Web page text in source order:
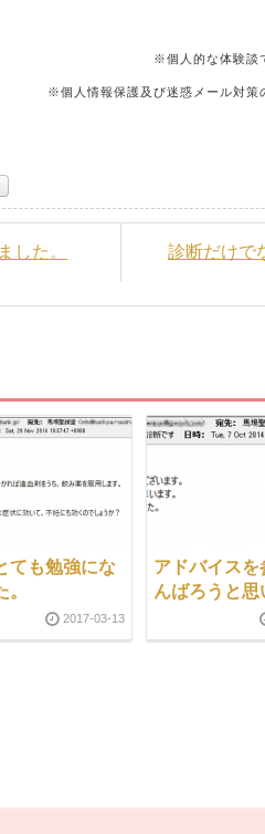
※個人的な体験談
※個人情報保護及び迷惑メール対策
した。
診断だけで
ても勉強にな
。
2017-03-13
アドバイスを
んばろうと思